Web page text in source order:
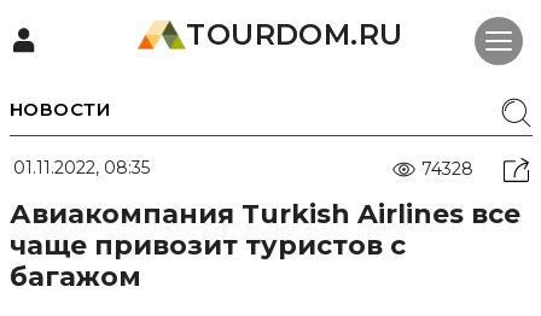
TOURDOM.RU
НОВОСТИ
01.11.2022, 08:35 74328
Авиакомпания Turkish Airlines все
чаще привозит туристов с
багажом